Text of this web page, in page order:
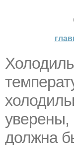
уверены,
должна